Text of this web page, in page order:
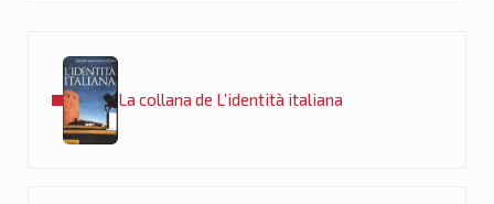
La collana de L’identità italiana